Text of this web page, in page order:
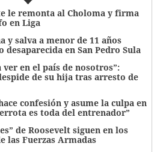
le remonta al Choloma y firma
en Liga
y salva a menor de 11 años
desaparecida en San Pedro Sula
ver en el país de nosotros”:
de su hija tras arresto de
confesión y asume la culpa en
es toda del entrenador”
de Roosevelt siguen en los
las Fuerzas Armadas